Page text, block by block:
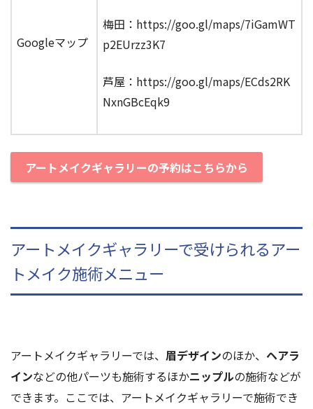
Googleマップ
梅田：https://goo.gl/maps/7iGamWT
p2EUrzz3K7
芦屋：https://goo.gl/maps/ECds2RK
NxnGBcEqk9
アートメイクギャラリーの予約はこちらから
アートメイクギャラリーで受けられるアー
トメイク施術メニュー
アートメイクギャラリーでは、 眉デザインのほか、 ヘアラ
インなどの他パーツも施術するほかニップルの施術などが
できます。ここでは、アートメイクギャラリーで施術でき